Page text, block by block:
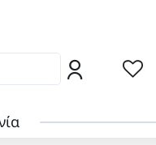
locker της γειτονιάς σας